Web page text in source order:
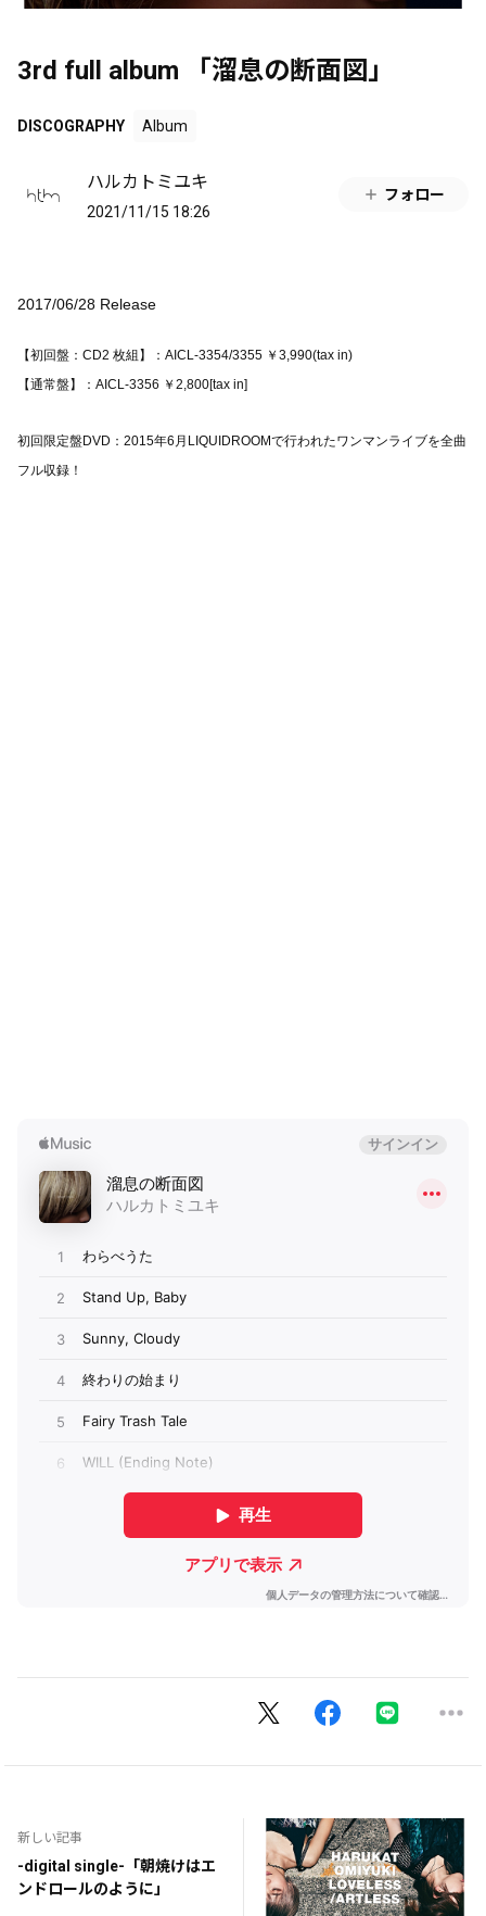
3rd full album 「溜息の断面図」
DISCOGRAPHY Album
ハルカトミユキ
2021/11/15 18:26
フォロー
2017/06/28 Release
【初回盤：CD2 枚組】：AICL-3354/3355 ￥3,990(tax in)
【通常盤】：AICL-3356 ￥2,800[tax in]
初回限定盤DVD：2015年6月LIQUIDROOMで行われたワンマンライブを全曲
フル収録！
新しい記事
-digital single-「朝焼けはエ
ンドロールのように」